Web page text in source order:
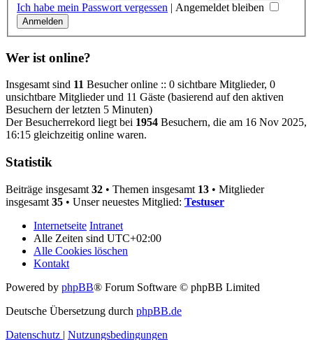
Ich habe mein Passwort vergessen | Angemeldet bleiben
Wer ist online?
Insgesamt sind 11 Besucher online :: 0 sichtbare Mitglieder, 0
unsichtbare Mitglieder und 11 Gäste (basierend auf den aktiven
Besuchern der letzten 5 Minuten)
Der Besucherrekord liegt bei 1954 Besuchern, die am 16 Nov 2025,
16:15 gleichzeitig online waren.
Statistik
Beiträge insgesamt 32 • Themen insgesamt 13 • Mitglieder
insgesamt 35 • Unser neuestes Mitglied: Testuser
Internetseite Intranet
Alle Zeiten sind UTC+02:00
Alle Cookies löschen
Kontakt
Powered by phpBB® Forum Software © phpBB Limited
Deutsche Übersetzung durch phpBB.de
Datenschutz | Nutzungsbedingungen